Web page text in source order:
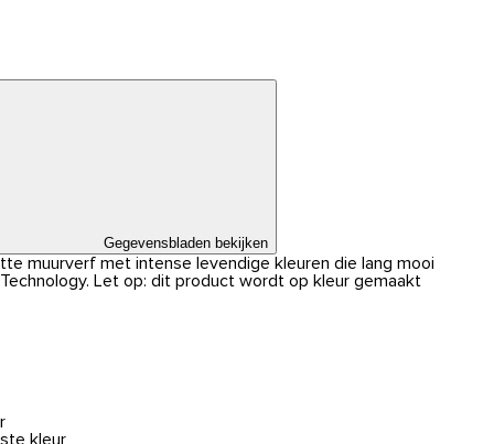
Gegevensbladen bekijken
muurverf met intense levendige kleuren die lang mooi
Let op: dit product wordt op kleur gemaakt
kleur